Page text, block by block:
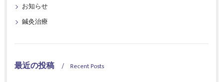
お知らせ
鍼灸治療
最近の投稿 Recent Posts